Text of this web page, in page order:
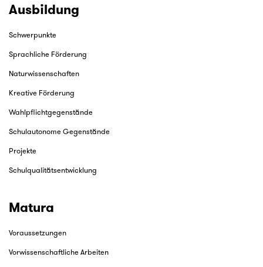
Ausbildung
Schwerpunkte
Sprachliche Förderung
Naturwissenschaften
Kreative Förderung
Wahlpflichtgegenstände
Schulautonome Gegenstände
Projekte
Schulqualitätsentwicklung
Matura
Voraussetzungen
Vorwissenschaftliche Arbeiten